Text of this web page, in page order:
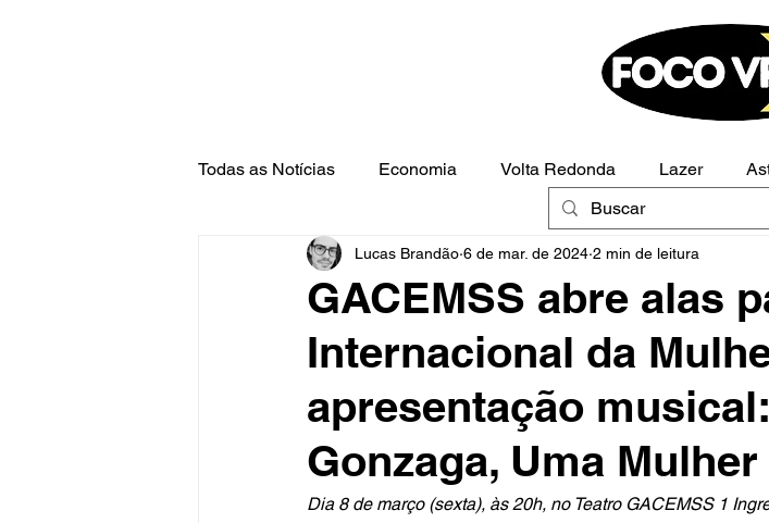
Todas as Notícias Economia Volta Redonda Lazer
Barra Mansa Pinheiral Polícia Opinião
GACEMSS abre alas
Internacional da
apresentação
Gonzaga, Uma
Lucas Brandão 6 de mar. de 2024 2 min de leitura
Dia 8 de março (sexta), às 20h, no Teatro GACEMSS 1